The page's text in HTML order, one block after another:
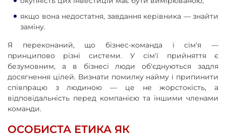
якщо вона недостатня, завдання керівника — знайти
заміну.
Я переконаний, що бізнес-команда і сім'я —
принципово різні системи. У сім'ї прийняття є
безумовним, а в бізнесі люди об'єднуються задля
досягнення цілей. Визнати помилку найму і припинити
співпрацю з людиною — це не жорстокість, а
відповідальність перед компанією та іншими членами
команди.
ОСОБИСТА ЕТИКА ЯК